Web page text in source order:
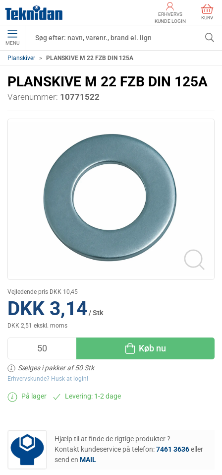
ERHVERVS
KUNDE LOGIN
KURV
MENU
Planskiver PLANSKIVE M 22 FZB DIN 125A
PLANSKIVE M 22 FZB DIN 125A
Varenummer: 10771522
Vejledende pris DKK 10,45
DKK 3,14/ Stk
DKK 2,51 ekskl. moms
Køb nu
Sælges i pakker af 50 Stk
Erhvervskunde? Husk at login!
På lager Levering: 1-2 dage
Hjælp til at finde de rigtige produkter ?
Kontakt kundeservice på telefon:7461 3636eller
send en MAIL